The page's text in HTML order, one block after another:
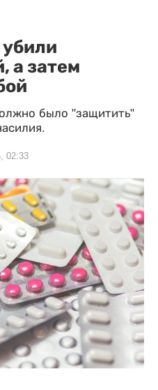
а затем
было "защитить"
02:33